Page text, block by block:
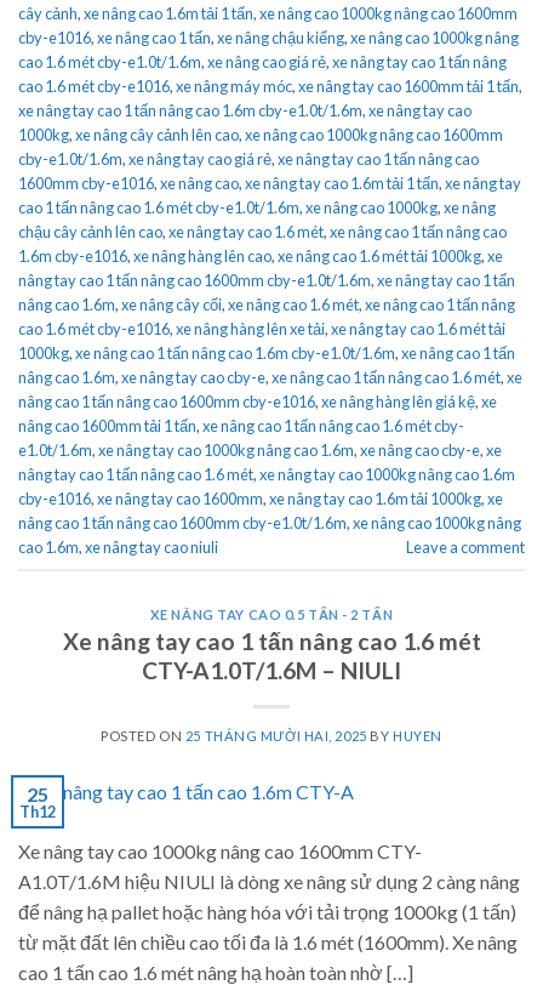
cây cảnh,xe nâng cao 1.6m tải 1 tấn,xe nâng cao 1000kg nâng cao 1600mm
cby-e1016,xe nâng cao 1 tấn,xe nâng chậu kiểng,xe nâng cao 1000kg nâng
cao 1.6 mét cby-e1.0t/1.6m,xe nâng cao giá rẻ,xe nâng tay cao 1 tấn nâng
cao 1.6 mét cby-e1016,xe nâng máy móc,xe nâng tay cao 1600mm tải 1 tấn,
xe nâng tay cao 1 tấn nâng cao 1.6m cby-e1.0t/1.6m,xe nâng tay cao
1000kg,xe nâng cây cảnh lên cao,xe nâng cao 1000kg nâng cao 1600mm
cby-e1.0t/1.6m,xe nâng tay cao giá rẻ,xe nâng tay cao 1 tấn nâng cao
1600mm cby-e1016,xe nâng cao,xe nâng tay cao 1.6m tải 1 tấn,xe nâng tay
cao 1 tấn nâng cao 1.6 mét cby-e1.0t/1.6m,xe nâng cao 1000kg,xe nâng
chậu cây cảnh lên cao,xe nâng tay cao 1.6 mét,xe nâng cao 1 tấn nâng cao
1.6m cby-e1016,xe nâng hàng lên cao,xe nâng cao 1.6 mét tải 1000kg,xe
nâng tay cao 1 tấn nâng cao 1600mm cby-e1.0t/1.6m,xe nâng tay cao 1 tấn
nâng cao 1.6m,xe nâng cây cối,xe nâng cao 1.6 mét,xe nâng cao 1 tấn nâng
cao 1.6 mét cby-e1016,xe nâng hàng lên xe tải,xe nâng tay cao 1.6 mét tải
1000kg,xe nâng cao 1 tấn nâng cao 1.6m cby-e1.0t/1.6m,xe nâng cao 1 tấn
nâng cao 1.6m,xe nâng tay cao cby-e,xe nâng cao 1 tấn nâng cao 1.6 mét,xe
nâng cao 1 tấn nâng cao 1600mm cby-e1016,xe nâng hàng lên giá kệ,xe
nâng cao 1600mm tải 1 tấn,xe nâng cao 1 tấn nâng cao 1.6 mét cby-
e1.0t/1.6m,xe nâng tay cao 1000kg nâng cao 1.6m,xe nâng cao cby-e,xe
nâng tay cao 1 tấn nâng cao 1.6 mét,xe nâng tay cao 1000kg nâng cao 1.6m
cby-e1016,xe nâng tay cao 1600mm,xe nâng tay cao 1.6m tải 1000kg,xe
nâng cao 1 tấn nâng cao 1600mm cby-e1.0t/1.6m,xe nâng cao 1000kg nâng
cao 1.6m,xe nâng tay cao niuli Leave a comment
XE NÂNG TAY CAO 0.5 TẤN - 2 TẤN
Xe nâng tay cao 1 tấn nâng cao 1.6 mét
CTY-A1.0T/1.6M – NIULI
POSTED ON 25 THÁNG MƯỜI HAI, 2025 BY HUYEN
25
Th12
Xe nâng tay cao 1000kg nâng cao 1600mm CTY-
A1.0T/1.6M hiệu NIULI là dòng xe nâng sử dụng 2 càng nâng
để nâng hạ pallet hoặc hàng hóa với tải trọng 1000kg (1 tấn)
từ mặt đất lên chiều cao tối đa là 1.6 mét (1600mm). Xe nâng
cao 1 tấn cao 1.6 mét nâng hạ hoàn toàn nhờ […]